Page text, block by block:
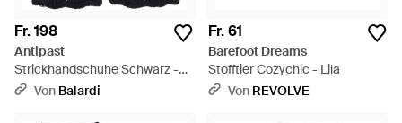
Fr. 198
Antipast
Strickhandschuhe Schwarz -
Schwarz
Von Balardi
Fr. 61
Barefoot Dreams
Stofftier Cozychic - Lila
Von REVOLVE